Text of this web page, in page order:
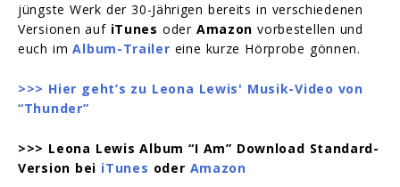
jüngste Werk der 30-Jährigen bereits in verschiedenen
Versionen auf iTunes oder Amazon vorbestellen und
euch imAlbum-Trailer eine kurze Hörprobe gönnen.
>>> Hier geht’s zu Leona Lewis' Musik-Video von
“Thunder”
>>> Leona Lewis Album “I Am” Download Standard-
Version bei iTunes oder Amazon